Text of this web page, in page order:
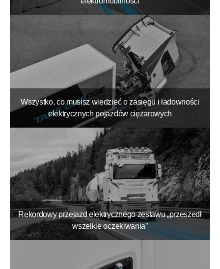
Wszystko, co musisz wiedzieć o zasięgu i ładowności
elektrycznych pojazdów ciężarowych
Rekordowy przejazd elektrycznego zestawu „przeszedł
wszelkie oczekiwania”